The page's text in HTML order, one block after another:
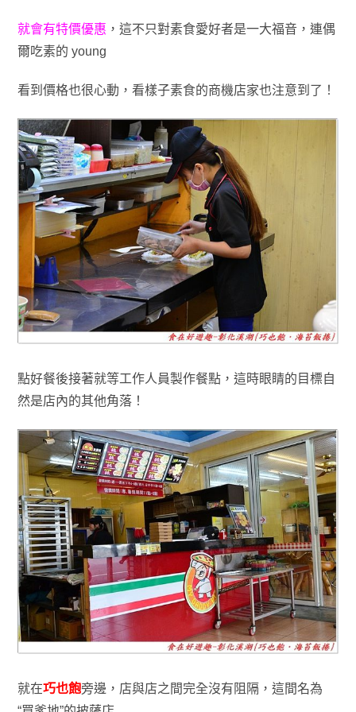
就會有特價優惠 ，這不只對素食愛好者是一大福音，連偶
爾吃素的 young
看到價格也很心動，看樣子素食的商機店家也注意到 了 ！
點好餐後接著就等工作人員製作餐點，這時眼睛的目標自
然是店內的其他角落！
就在巧也飽旁邊 ，店與店之間完全沒有阻隔， 這間名為